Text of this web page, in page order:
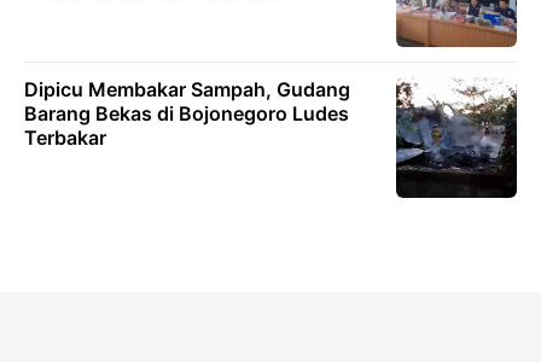
Dipicu Membakar Sampah, Gudang
Barang Bekas di Bojonegoro Ludes
Terbakar